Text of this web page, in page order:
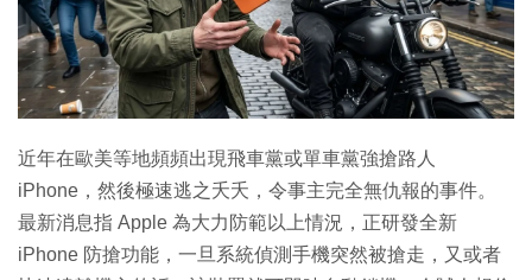
近年在歐美等地頻頻出現飛車黨或單車黨強搶路人
iPhone，然後極速逃之夭夭，令事主完全無仇報的事件。
最新消息指 Apple 為大力防範以上情況，正研發全新
iPhone 防搶功能，一旦系統偵測手機突然被搶走，又或者